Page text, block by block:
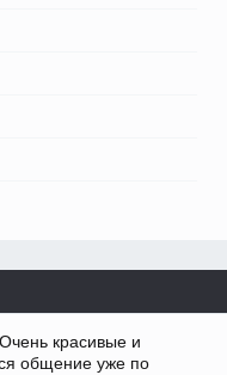
красивые и
общение уже по